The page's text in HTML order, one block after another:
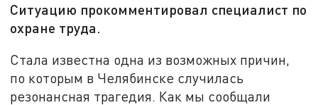
Ситуацию прокомментировал специалист по
охране труда.
Стала известна одна из возможных причин,
по которым в Челябинске случилась
резонансная трагедия. Как мы сообщали